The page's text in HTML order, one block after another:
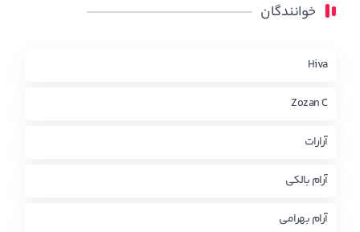
محمد جزا
چاو من
خوانندگان
Hiva
Zozan C
آرارات
آرام بالکی
آرام بهرامی